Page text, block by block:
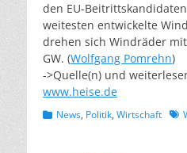
den EU-
weitesten entwickelte
drehen sich Windräder
GW. (Wolfgang Pomrehn)
->Quelle(n) und
www.heise.de
Kategorien
News, Politik, Wirtschaft